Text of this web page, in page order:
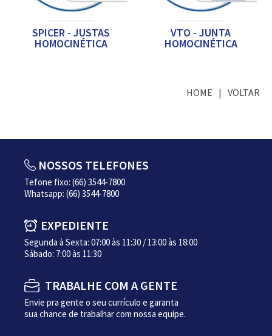
SPICER - JUSTAS
HOMOCINÉTICA
VTO - JUNTA
HOMOCINÉTICA
HOME VOLTAR
NOSSOS TELEFONES
Tefone fixo: (66) 3544-7800
Whatsapp: (66) 3544-7800
EXPEDIENTE
Segunda à Sexta: 07:00 às 11:30 / 13:00 às 18:00
Sábado: 7:00 às 11:30
TRABALHE COM A GENTE
Envie pra gente o seu currículo e garanta
sua chance de trabalhar com nossa equipe.